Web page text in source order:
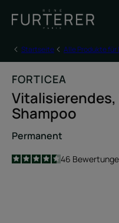
Startseite
Alle Produkte für
FORTICEA
Shampoo
Permanent
4.5
/
5
46